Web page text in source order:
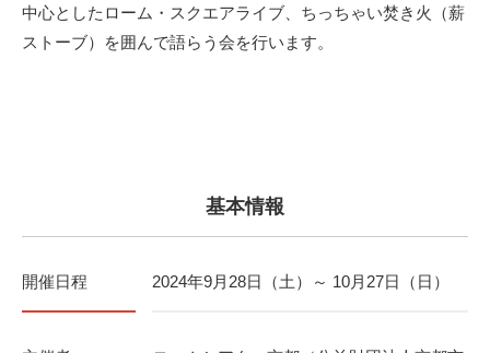
中心としたローム・スクエアライブ、ちっちゃい焚き火（薪
ストーブ）を囲んで語らう会を行います。
基本情報
開催日程 2024年9月28日（土）～ 10月27日（日）